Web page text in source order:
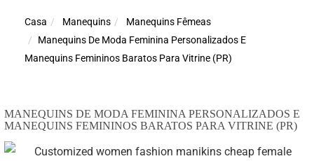
Casa Manequins
Manequins Fêmeas
Manequins De Moda Feminina Personalizados E
Manequins Femininos Baratos Para Vitrine (PR)
MANEQUINS DE MODA FEMININA PERSONALIZADOS E
MANEQUINS FEMININOS BARATOS PARA VITRINE (PR)